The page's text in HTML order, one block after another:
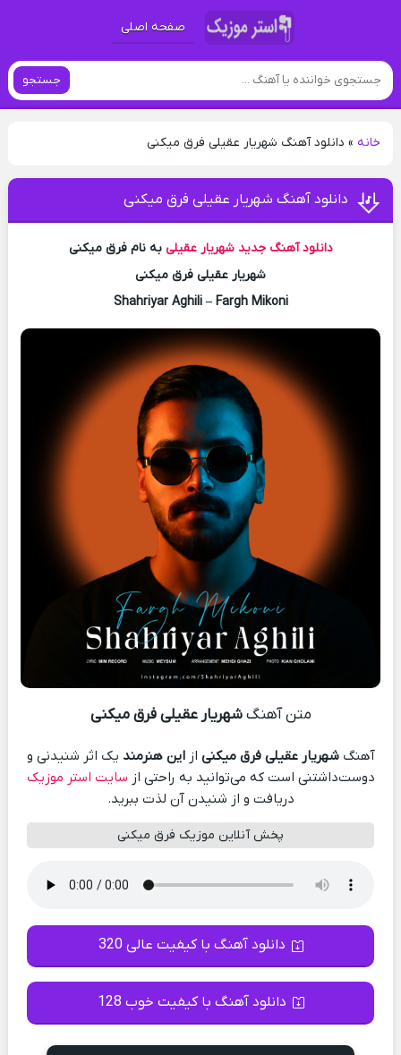
صفحه اصلی
جستجو
خانه» دانلود آهنگ شهریار عقیلی فرق میکنی
دانلود آهنگ شهریار عقیلی فرق میکنی
دانلود آهنگ جدید شهریار عقیلی به نام فرق میکنی
شهریار عقیلی فرق میکنی
Shahriyar Aghili – Fargh Mikoni
متن آهنگشهریار عقیلی فرق میکنی
آهنگشهریار عقیلی فرق میکنی ازاین هنرمند یک اثر شنیدنی و
دوست‌داشتنی است که می‌توانید به راحتی از سایت استر موزیک
دریافت و از شنیدن آن لذت ببرید.
پخش آنلاین موزیک فرق میکنی
دانلود آهنگ با کیفیت عالی 320
دانلود آهنگ با کیفیت خوب 128